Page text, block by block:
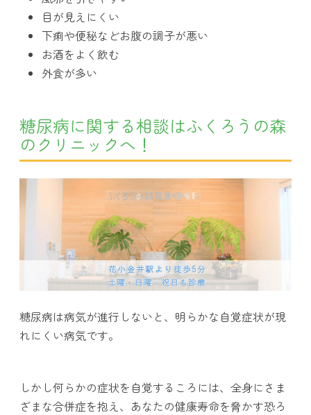
目が見えにくい
下痢や便秘などお腹の調子が悪い
お酒をよく飲む
外食が多い
糖尿病に関する相談はふくろうの森
のクリニックへ！
糖尿病は病気が進行しないと、明らかな自覚症状が現
れにくい病気です。
しかし何らかの症状を自覚するころには、全身にさま
ざまな合併症を抱え、あなたの健康寿命を脅かす恐ろ